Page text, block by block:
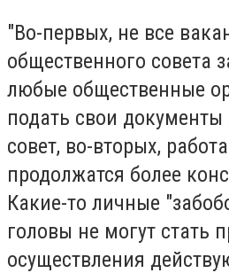
"Во-первых, не все
общественного совета
любые общественные
подать свои
совет, во-вторых,
продолжатся более
Какие-то личные
головы не могут стать
осуществления